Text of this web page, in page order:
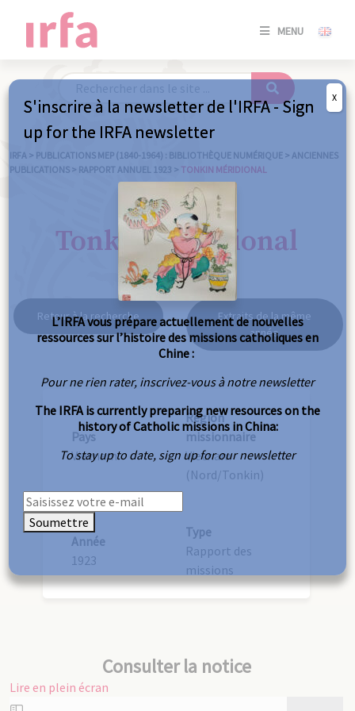
MENU
SE
/
IRFA > PUBLICATIONS MEP (1840-1964) : BIBLIOTHÈQUE NUMÉRIQUE > ANCIENNES
PUBLICATIONS > RAPPORT ANNUEL 1923 > TONKIN MÉRIDIONAL
Tonkin méridional
Retour à la recherche
Extraits de la même
année
Pays
Vietnam
Région
missionnaire
Vietnam
(Nord/Tonkin)
Année
1923
Type
Rapport des
missions
Consulter la notice
Lire en plein écran
Aller
S'inscrire à la newsletter de l'IRFA - Sign
up for the IRFA newsletter
L’IRFA vous prépare actuellement de nouvelles
ressources sur l’histoire des missions catholiques en
Chine :
Pour ne rien rater, inscrivez-vous à notre newsletter
The IRFA is currently preparing new resources on the
history of Catholic missions in China:
To stay up to date, sign up for our newsletter
Soumettre
X